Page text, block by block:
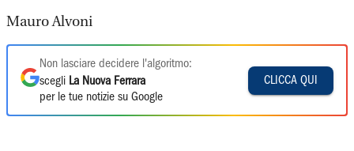
Mauro Alvoni
Non lasciare decidere l'algoritmo:
scegli La Nuova Ferrara
per le tue notizie su Google
CLICCA QUI